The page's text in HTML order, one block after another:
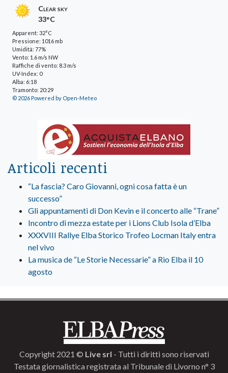
Clear sky
33°C
Apparent: 32°C
Pressione: 1016 mb
Umidità: 77%
Vento: 1.6 m/s NW
Raffiche di vento: 8.3 m/s
UV-Index: 0
Alba: 6:18
Tramonto: 20:29
© 2026 Powered by Open-Meteo
Articoli recenti
“La fascia? Caro Giovanni, ogni cosa fatta è un
successo”
Gli appuntamenti di Don Kevin e il concerto alle “Trane”
Incontro di mezza estate per i Lions Club Isola d’Elba
XXXVIII Rallye Elba Storico Trofeo Locman Italy entra
nel vivo
La musica de “Le Storie Necessarie” a Rio Elba il 10
agosto
Copyright 2021 © Live srl - Tutti i diritti sono riservati
Testata giornalistica registrata al Tribunale di Livorno n° 3